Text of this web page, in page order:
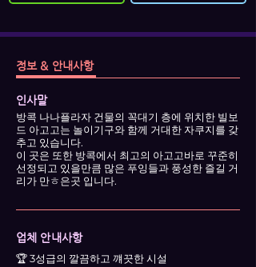
정보 & 안내사항
인사말
방콕 나나플라자 건물의 꼭대기 층에 위치한 빌보
드 아고고는 놀이기구와 함께 거대한 자쿠지를 갖
추고 있습니다.
이 곳은 또한 방콕에서 최고의 아고고바로 꾸준히
선정되고 있을만큼 많은 푸잉들과 풍성한 즐길 거
리가 만ㅎ은곳 입니다.
업체 안내사항
🏆 3성급의 깔끔하고 꺠끗한 시설